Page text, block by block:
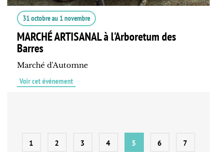
31 octobreau 1 novembre
MARCHÉ ARTISANAL à l'Arboretum des
Barres
Marché d'Automne
Voir cet événement
1 2 3 4 5 6 7